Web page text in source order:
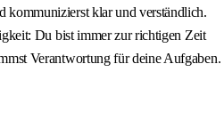
kommunizierst klar und verständlich.
Du bist immer zur richtigen Zeit
Verantwortung für deine Aufgaben.